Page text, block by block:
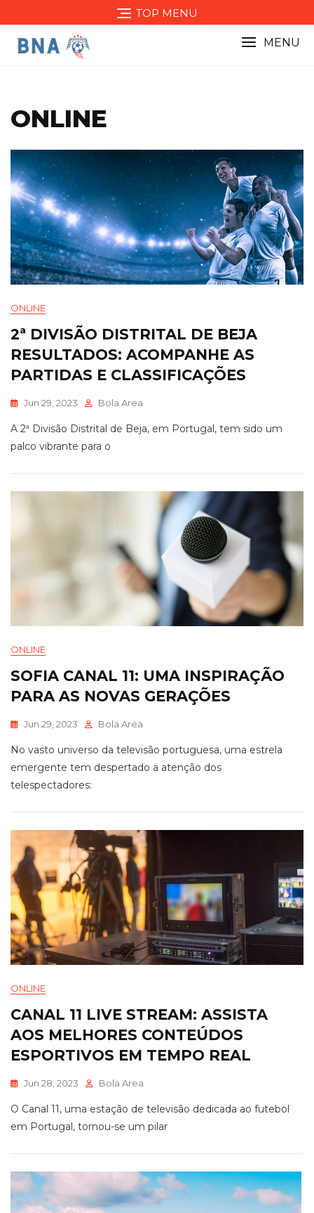
to
content
TOP MENU
MENU
ONLINE
ONLINE
2ª DIVISÃO DISTRITAL DE BEJA
RESULTADOS: ACOMPANHE AS
PARTIDAS E CLASSIFICAÇÕES
Jun 29, 2023 Bola Area
A 2ª Divisão Distrital de Beja, em Portugal, tem sido um
palco vibrante para o
ONLINE
SOFIA CANAL 11: UMA INSPIRAÇÃO
PARA AS NOVAS GERAÇÕES
Jun 29, 2023 Bola Area
No vasto universo da televisão portuguesa, uma estrela
emergente tem despertado a atenção dos
telespectadores:
ONLINE
CANAL 11 LIVE STREAM: ASSISTA
AOS MELHORES CONTEÚDOS
ESPORTIVOS EM TEMPO REAL
Jun 28, 2023 Bola Area
O Canal 11, uma estação de televisão dedicada ao futebol
em Portugal, tornou-se um pilar